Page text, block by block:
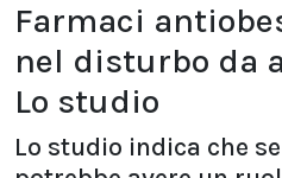
Farmaci
nel disturbo da
Lo studio
Lo studio indica che